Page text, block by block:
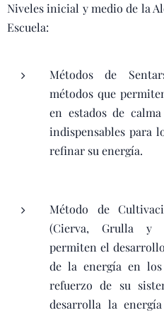
Niveles inicial y medio de la
Escuela:
Métodos de
métodos que
en estados de
indispensables para
refinar su energía.
Método de
(Cierva, Grulla y
permiten el
de la energía en
refuerzo de su
desarrolla la